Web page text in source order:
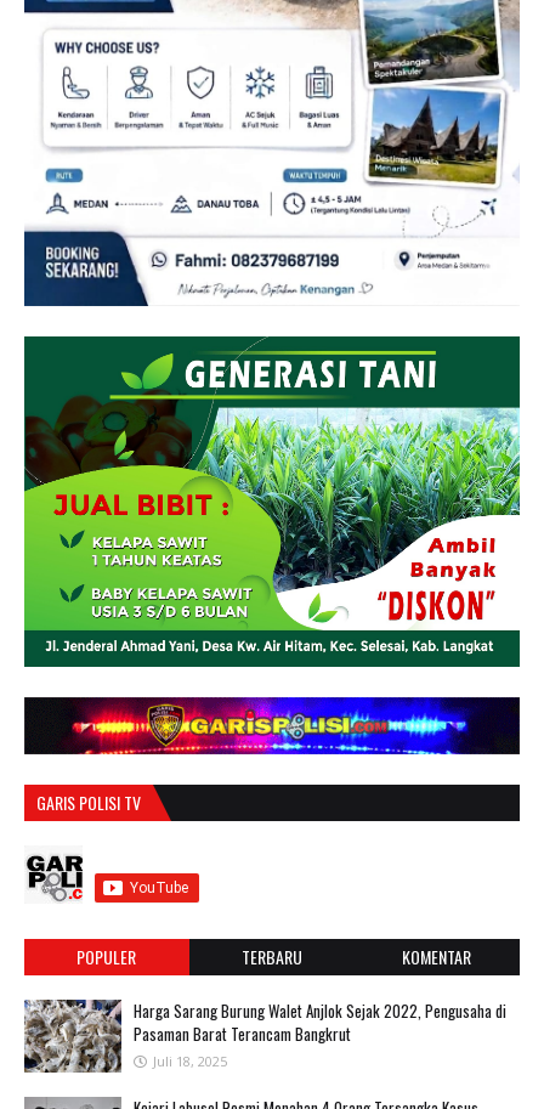
GARIS POLISI TV
POPULER TERBARU KOMENTAR
Harga Sarang Burung Walet Anjlok Sejak 2022, Pengusaha di
Pasaman Barat Terancam Bangkrut
Juli 18, 2025